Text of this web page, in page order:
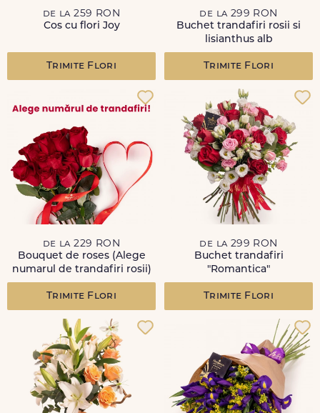
de la 259 RON
Cos cu flori Joy
Trimite Flori
de la 299 RON
Buchet trandafiri rosii si
lisianthus alb
Trimite Flori
de la 229 RON
Bouquet de roses (Alege
numarul de trandafiri rosii)
Trimite Flori
de la 299 RON
Buchet trandafiri
"Romantica"
Trimite Flori